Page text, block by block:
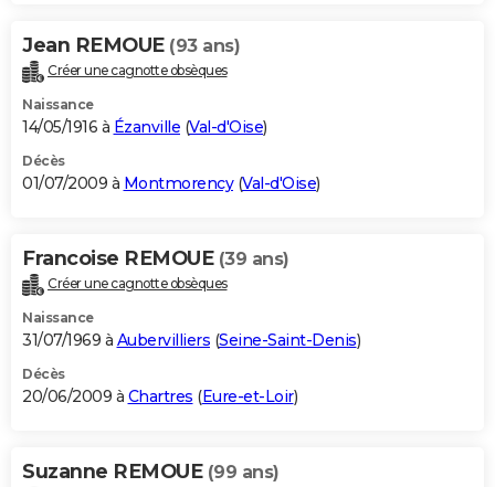
Jean REMOUE (93 ans)
Créer une cagnotte obsèques
Naissance
14/05/1916 à Ézanville (Val-d'Oise)
Décès
01/07/2009 à Montmorency(Val-d'Oise)
Francoise REMOUE (39 ans)
Créer une cagnotte obsèques
Naissance
31/07/1969 à Aubervilliers (Seine-Saint-Denis)
Décès
20/06/2009 à Chartres (Eure-et-Loir)
Suzanne REMOUE (99 ans)